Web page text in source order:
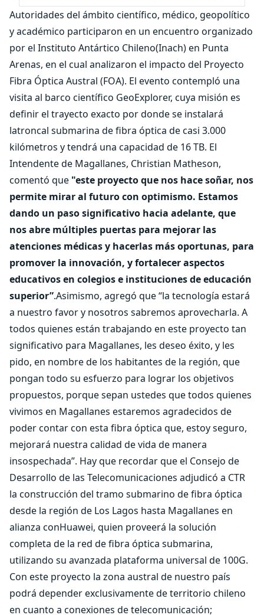
Autoridades del ámbito científico, médico, geopolítico
y académico participaron en un encuentro organizado
por el Instituto Antártico Chileno(Inach) en Punta
Arenas, en el cual analizaron el impacto del Proyecto
Fibra Óptica Austral (FOA). El evento contempló una
visita al barco científico GeoExplorer, cuya misión es
definir el trayecto exacto por donde se instalará
latroncal submarina de fibra óptica de casi 3.000
kilómetros y tendrá una capacidad de 16 TB. El
Intendente de Magallanes, Christian Matheson,
comentó que "este proyecto que nos hace soñar, nos
permite mirar al futuro con optimismo. Estamos
dando un paso significativo hacia adelante, que
nos abre múltiples puertas para mejorar las
atenciones médicas y hacerlas más oportunas, para
promover la innovación, y fortalecer aspectos
educativos en colegios e instituciones de educación
superior”.Asimismo, agregó que “la tecnología estará
a nuestro favor y nosotros sabremos aprovecharla. A
todos quienes están trabajando en este proyecto tan
significativo para Magallanes, les deseo éxito, y les
pido, en nombre de los habitantes de la región, que
pongan todo su esfuerzo para lograr los objetivos
propuestos, porque sepan ustedes que todos quienes
vivimos en Magallanes estaremos agradecidos de
poder contar con esta fibra óptica que, estoy seguro,
mejorará nuestra calidad de vida de manera
insospechada”. Hay que recordar que el Consejo de
Desarrollo de las Telecomunicaciones adjudicó a CTR
la construcción del tramo submarino de fibra óptica
desde la región de Los Lagos hasta Magallanes en
alianza conHuawei, quien proveerá la solución
completa de la red de fibra óptica submarina,
utilizando su avanzada plataforma universal de 100G.
Con este proyecto la zona austral de nuestro país
podrá depender exclusivamente de territorio chileno
en cuanto a conexiones de telecomunicación;